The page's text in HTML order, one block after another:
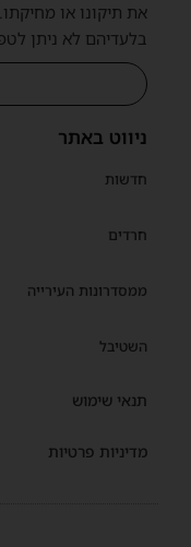
ניווט באתר
חדשות
חרדים
ממסדרונות העירייה
השטיבל
תנאי שימוש
מדיניות פרטיות
את תיקונו או
בלעדיהם לא ניתן